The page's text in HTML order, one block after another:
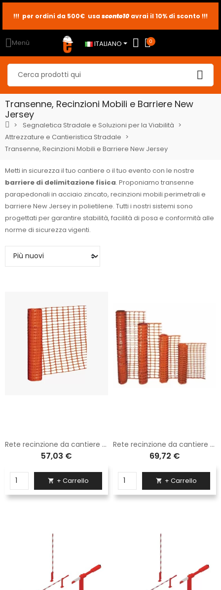
sconto2
sconto5
!!! per ordini da 500€ usa sconto10 avrai il 10% di sconto !!!
Menù ITALIANO 0
Transenne, Recinzioni Mobili e Barriere New
Jersey
Segnaletica Stradale e Soluzioni per la Viabilità
Attrezzature e Cantieristica Stradale
Transenne, Recinzioni Mobili e Barriere New Jersey
Metti in sicurezza il tuo cantiere o il tuo evento con le nostre
barriere di delimitazione fisica. Proponiamo transenne
parapedonali in acciaio zincato, recinzioni mobili perimetrali e
barriere New Jersey in polietilene. Tutti i nostri sistemi sono
progettati per garantire stabilità, facilità di posa e conformità alle
norme di sicurezza vigenti.
Rete recinzione da cantiere arancione H.100 X 50 Mt
57,03 €
 + Carrello
Rete recinzione da cantiere arancione H.120 X 50 Mt
69,72 €
 + Carrello